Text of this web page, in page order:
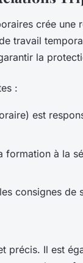
crée une
travail
la
:
est
formation à la
consignes de
précis. Il est